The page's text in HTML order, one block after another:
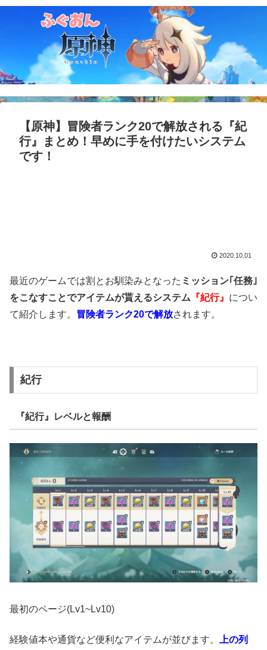
【原神】冒険者ランク20で解放される『紀
行』まとめ！早めに手を付けたいシステム
です！
2020.10.01
最近のゲームでは割とお馴染みとなった ミッション｢任務｣
をこなすことでアイテムが貰えるシステム 『紀行』 につい
て紹介します。
冒険者ランク20で解放されます。
紀行
『紀行』レベルと報酬
最初のページ(Lv1~Lv10)
経験値本や通貨など便利なアイテムが並びます。
上の列